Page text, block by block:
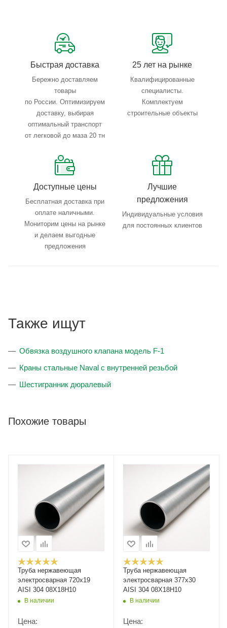
Тройной весовой контроль: въезд, погрузка, выезд
Быстрая доставка
Бережно доставляем
товары
по России. Оптимизируем
доставку, выбирая
оптимальный транспорт
от легковой до маза 20 тн
25 лет на рынке
Квалифицированные
специалисты.
Комплектуем
строительные объекты
Доступные цены
Бесплатная доставка при
оплате наличными.
Мониторим цены на рынке
и делаем выгодные
предложения
Лучшие
предложения
Индивидуальные условия
для постоянных клиентов
Также ищут
Обвязка воздушного клапана модель F-1
Краны стальные Naval с внутренней резьбой
Шестигранник дюралевый
Похожие товары
Труба нержавеющая
электросварная 720х19
AISI 304 08Х18Н10
В наличии
Цена:
Труба нержавеющая
электросварная 377х30
AISI 304 08Х18Н10
В наличии
Цена: